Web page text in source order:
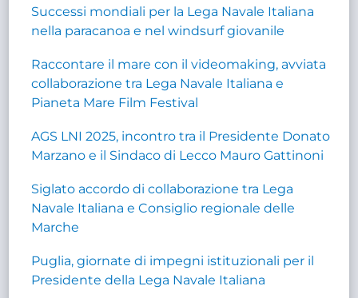
Successi mondiali per la Lega Navale Italiana
nella paracanoa e nel windsurf giovanile
Raccontare il mare con il videomaking, avviata
collaborazione tra Lega Navale Italiana e
Pianeta Mare Film Festival
AGS LNI 2025, incontro tra il Presidente Donato
Marzano e il Sindaco di Lecco Mauro Gattinoni
Siglato accordo di collaborazione tra Lega
Navale Italiana e Consiglio regionale delle
Marche
Puglia, giornate di impegni istituzionali per il
Presidente della Lega Navale Italiana